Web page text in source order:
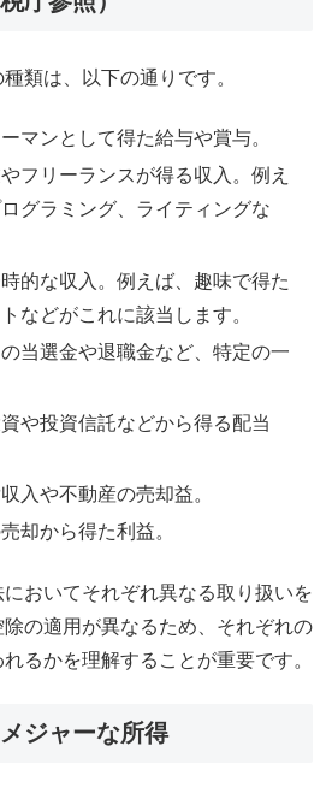
類は、以下の通りです。
マンとして得た給与や賞与。
フリーランスが得る収入。例え
グラミング、ライティングな
的な収入。例えば、趣味で得た
などがこれに該当します。
当選金や退職金など、特定の一
や投資信託などから得る配当
入や不動産の売却益。
却から得た利益。
おいてそれぞれ異なる取り扱いを
の適用が異なるため、それぞれの
るかを理解することが重要です。
ジャーな所得